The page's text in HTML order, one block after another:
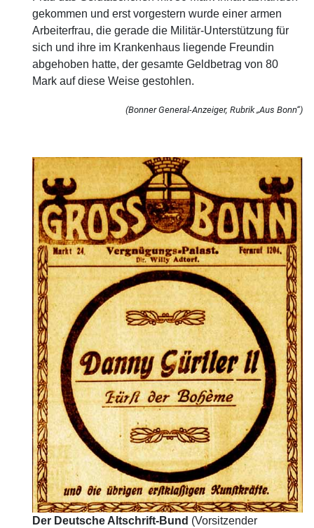
gekommen und erst vorgestern wurde einer armen
Arbeiterfrau, die gerade die Militär-Unterstützung für
sich und ihre im Krankenhaus liegende Freundin
abgehoben hatte, der gesamte Geldbetrag von 80
Mark auf diese Weise gestohlen.
(Bonner General-Anzeiger, Rubrik „Aus Bonn“)
Der Deutsche Altschrift-Bund (Vorsitzender